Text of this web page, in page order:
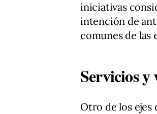
iniciativas
intención de
comunes de las
Servicios y
Otro de los ejes